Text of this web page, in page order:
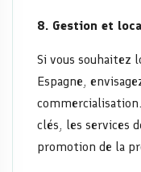
8. Gestion et
Si vous souhaitez
Espagne,
clés, les services
promotion de la